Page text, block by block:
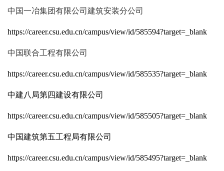
中国一冶集团有限公司建筑安装分公司
https://career.csu.edu.cn/campus/view/id/585594?target=_blank
中国联合工程有限公司
https://career.csu.edu.cn/campus/view/id/585535?target=_blank
中建八局第四建设有限公司
https://career.csu.edu.cn/campus/view/id/585505?target=_blank
中国建筑第五工程局有限公司
https://career.csu.edu.cn/campus/view/id/585495?target=_blank